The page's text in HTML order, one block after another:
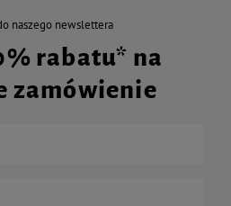
naszego newslettera
rabatu* na
zamówienie